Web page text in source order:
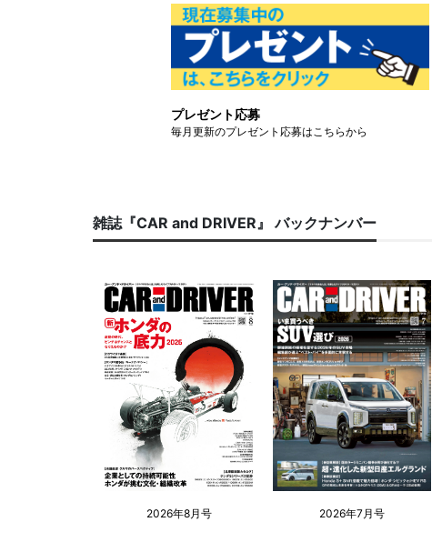
プレゼント応募
毎月更新のプレゼント応募はこちらから
雑誌『CAR and DRIVER』 バックナンバー
2026年8月号 2026年7月号